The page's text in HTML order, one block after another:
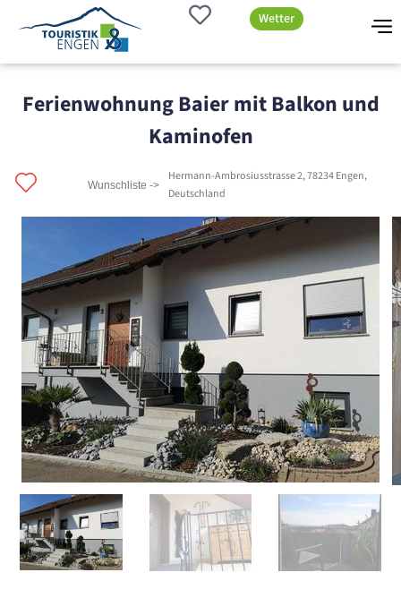
Wetter
Ferienwohnung Baier mit Balkon und
Kaminofen
Hermann-Ambrosiusstrasse 2, 78234 Engen,
Deutschland
Wunschliste ->